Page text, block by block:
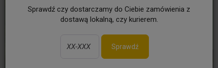
Sprawdź czy dostarczamy do Ciebie zamówienia z
dostawą lokalną, czy kurierem.
Sprawdź